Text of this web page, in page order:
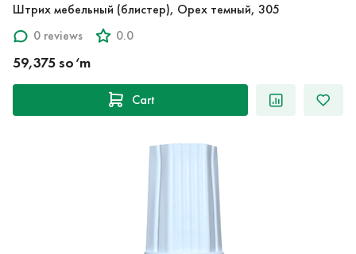
Штрих мебельный (блистер), Орех темный, 305
0 reviews
0.0
59,375 so‘m
Cart